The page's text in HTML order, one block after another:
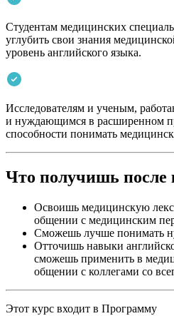
Студентам медицинских
углубить свои знания
уровень английского языка.
Исследователям и ученым,
и нуждающимся в расширенном
способности понимать
Что получишь после
Освоишь медицинскую
общении с медицинским
Сможешь лучше понимать
Отточишь навыки
сможешь применить в
общении с коллегами со
Этот курс входит в Программу